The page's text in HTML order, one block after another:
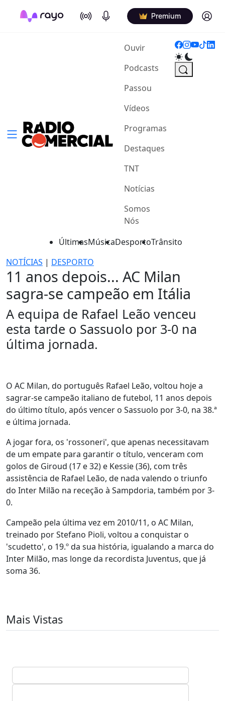
On Air Podcasts Premium Log in
Ouvir(current)
Podcasts
Passou
Vídeos
Programas
Destaques
TNT
Notícias
Somos
Nós
ÚltimasMúsicaDesportoTrânsito
NOTÍCIAS | DESPORTO
11 anos depois... AC Milan
sagra-se campeão em Itália
A equipa de Rafael Leão venceu
esta tarde o Sassuolo por 3-0 na
última jornada.
O AC Milan, do português Rafael Leão, voltou hoje a
sagrar-se campeão italiano de futebol, 11 anos depois
do último título, após vencer o Sassuolo por 3-0, na 38.ª
e última jornada.
A jogar fora, os 'rossoneri', que apenas necessitavam
de um empate para garantir o título, venceram com
golos de Giroud (17 e 32) e Kessie (36), com três
assistência de Rafael Leão, de nada valendo o triunfo
do Inter Milão na receção à Sampdoria, também por 3-
0.
Campeão pela última vez em 2010/11, o AC Milan,
treinado por Stefano Pioli, voltou a conquistar o
'scudetto', o 19.º da sua história, igualando a marca do
Inter Milão, mas longe da recordista Juventus, que já
soma 36.
Mais Vistas